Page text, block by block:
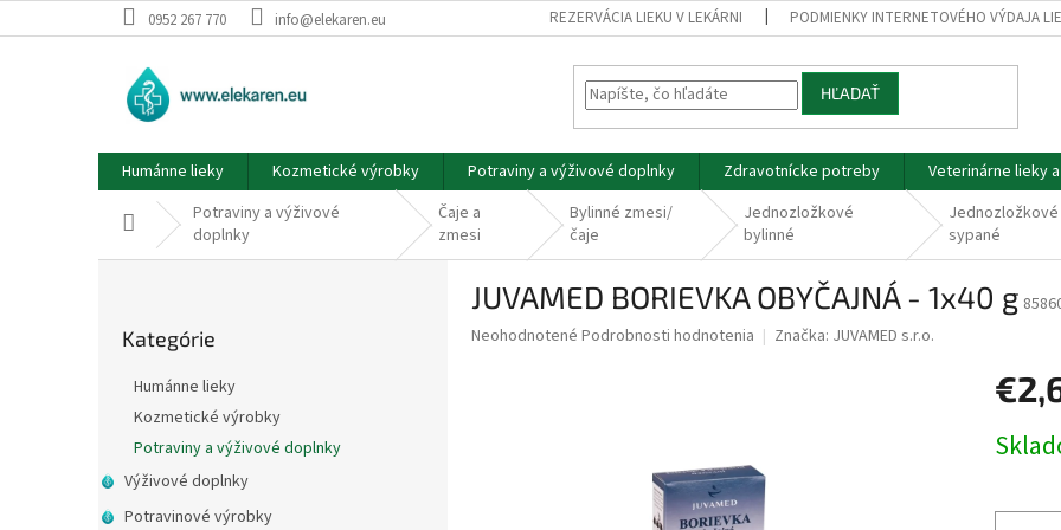
na
0952 267 770 info@elekaren.eu REZERVÁCIA LIEKU V LEKÁRNI PODMIENKY INTERNETOVÉHO VÝDAJA
HĽADAŤ
Humánne lieky Kozmetické výrobky Potraviny a výživové doplnky Zdravotnícke potreby Veterinárne lieky
DomovPotraviny a výživové
doplnky
Čaje a
zmesi
Bylinné zmesi/
čaje
Jednozložkové
bylinné
sypané
e
l
kategórie
Kategórie
Humánne lieky
Kozmetické výrobky
Potraviny a výživové doplnky
Výživové doplnky
Potravinové výrobky
JUVAMED BORIEVKA OBYČAJNÁ - 1x40 g
Priemerné
Neohodnotené Podrobnosti hodnotenia Značka: JUVAMED s.r.o.
cena: